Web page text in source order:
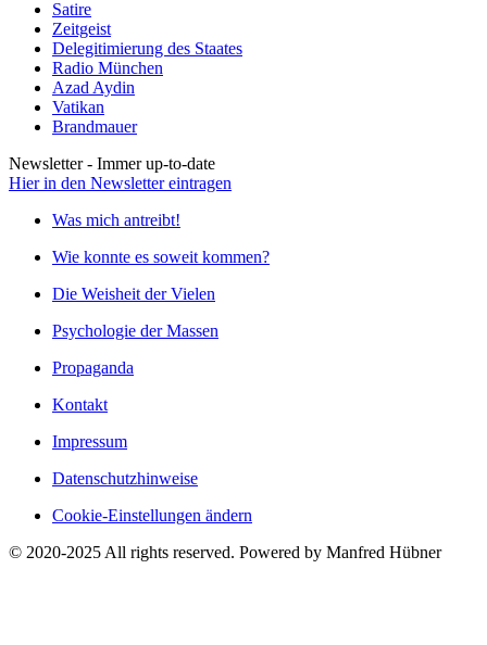
Satire
Zeitgeist
Delegitimierung des Staates
Radio München
Azad Aydin
Vatikan
Brandmauer
Newsletter - Immer up-to-date
Hier in den Newsletter eintragen
Was mich antreibt!
Wie konnte es soweit kommen?
Die Weisheit der Vielen
Psychologie der Massen
Propaganda
Kontakt
Impressum
Datenschutzhinweise
Cookie-Einstellungen ändern
© 2020-2025 All rights reserved. Powered by Manfred Hübner